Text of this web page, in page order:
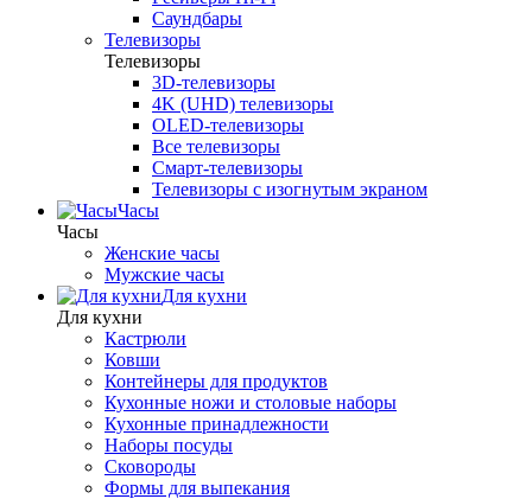
Саундбары
Телевизоры
Телевизоры
3D-телевизоры
4K (UHD) телевизоры
OLED-телевизоры
Все телевизоры
Смарт-телевизоры
Телевизоры с изогнутым экраном
Часы
Часы
Женские часы
Мужские часы
Для кухни
Для кухни
Кастрюли
Ковши
Контейнеры для продуктов
Кухонные ножи и столовые наборы
Кухонные принадлежности
Наборы посуды
Сковороды
Формы для выпекания